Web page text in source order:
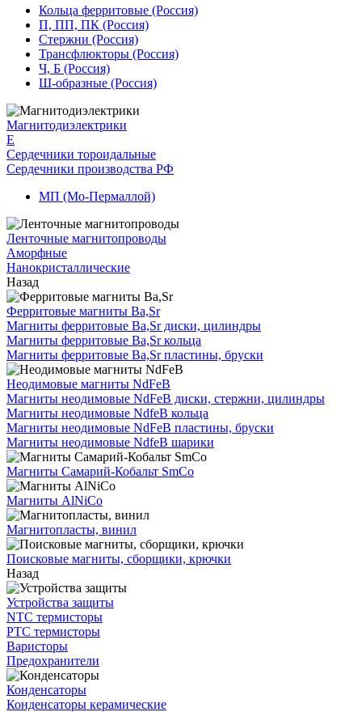
Кольца ферритовые (Россия)
П, ПП, ПК (Россия)
Стержни (Россия)
Трансфлюкторы (Россия)
Ч, Б (Россия)
Ш-образные (Россия)
Магнитодиэлектрики
E
Сердечники тороидальные
Сердечники производства РФ
МП (Мо-Пермаллой)
Ленточные магнитопроводы
Аморфные
Нанокристаллические
Назад
Ферритовые магниты Ba,Sr
Магниты ферритовые Ba,Sr диски, цилиндры
Магниты ферритовые Ba,Sr кольца
Магниты ферритовые Ba,Sr пластины, бруски
Неодимовые магниты NdFeB
Магниты неодимовые NdFeB диски, стержни, цилиндры
Магниты неодимовые NdfeB кольца
Магниты неодимовые NdFeB пластины, бруски
Магниты неодимовые NdfeB шарики
Магниты Самарий-Кобальт SmCo
Магниты AlNiCo
Магнитопласты, винил
Поисковые магниты, сборщики, крючки
Назад
Устройства защиты
NTC термисторы
PTC термисторы
Варисторы
Предохранители
Конденсаторы
Конденсаторы керамические